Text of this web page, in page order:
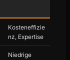
Kosteneffizie
nz, Expertise
Niedrige